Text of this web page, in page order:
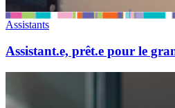
Assistants
Assistant.e, prêt.e pour le